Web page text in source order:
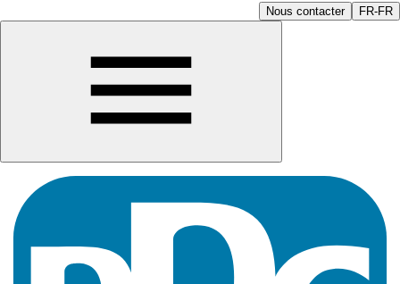
Nous contacter FR-FR